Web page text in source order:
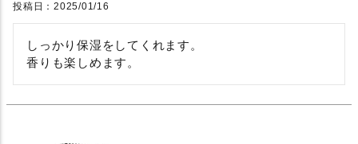
投稿日 2025/01/16
しっかり保湿をしてくれます。
香りも楽しめます。